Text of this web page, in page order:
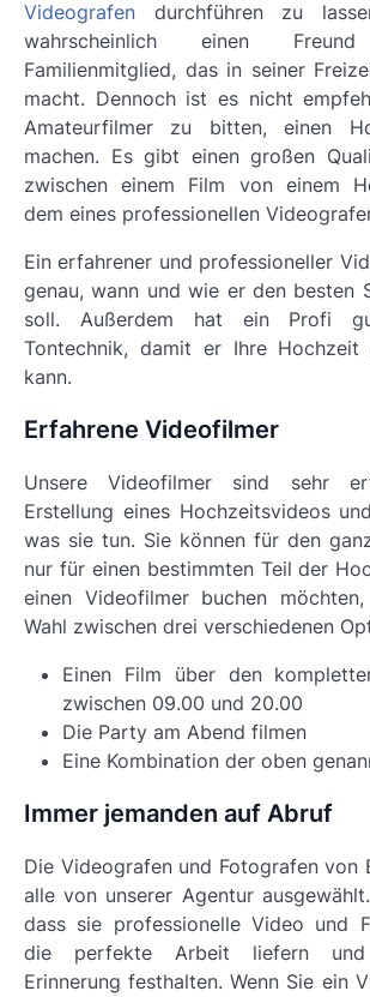
Videografen durchführen zu
wahrscheinlich einen
Familienmitglied, das in seiner
macht. Dennoch ist es nicht
Amateurfilmer zu bitten, einen
machen. Es gibt einen großen
zwischen einem Film von einem
dem eines professionellen
Ein erfahrener und professioneller
genau, wann und wie er den besten
soll. Außerdem hat ein Profi
Tontechnik, damit er Ihre Hochzeit
kann.
Erfahrene Videofilmer
Unsere Videofilmer sind sehr
Erstellung eines Hochzeitsvideos
was sie tun. Sie können für den
nur für einen bestimmten Teil der
einen Videofilmer buchen
Wahl zwischen drei verschiedenen
Einen Film über den
zwischen 09.00 und 20.00
Die Party am Abend filmen
Eine Kombination der oben
Immer jemanden auf Abruf
Die Videografen und Fotografen von
alle von unserer Agentur
dass sie professionelle Video und
die perfekte Arbeit liefern
Erinnerung festhalten. Wenn Sie ein